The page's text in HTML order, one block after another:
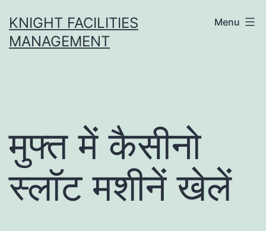
to
content
KNIGHT FACILITIES
MANAGEMENT
Menu
मुफ्त में कैसीनो
स्लॉट मशीनें खेलें